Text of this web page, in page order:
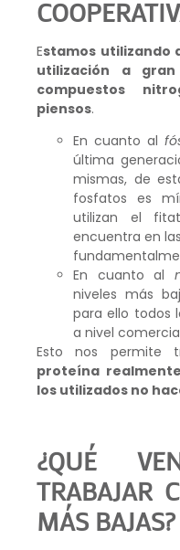
Estamos utilizando
utilización a
compuestos
piensos.
En cuanto al
última
mismas, de
fosfatos es
utilizan el
encuentra en
En cuanto al
niveles más
para ello todos
a nivel
Esto nos permite
proteína
los utilizados no
¿QUÉ
TRABAJAR
MÁS BAJAS?